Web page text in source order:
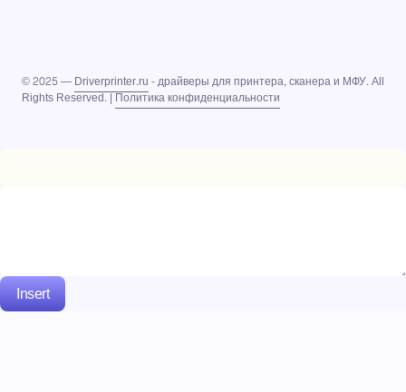
© 2025 —Driverprinter.ru- драйверы для принтера, сканера и МФУ. All
Rights Reserved. |Политика конфиденциальности
Insert